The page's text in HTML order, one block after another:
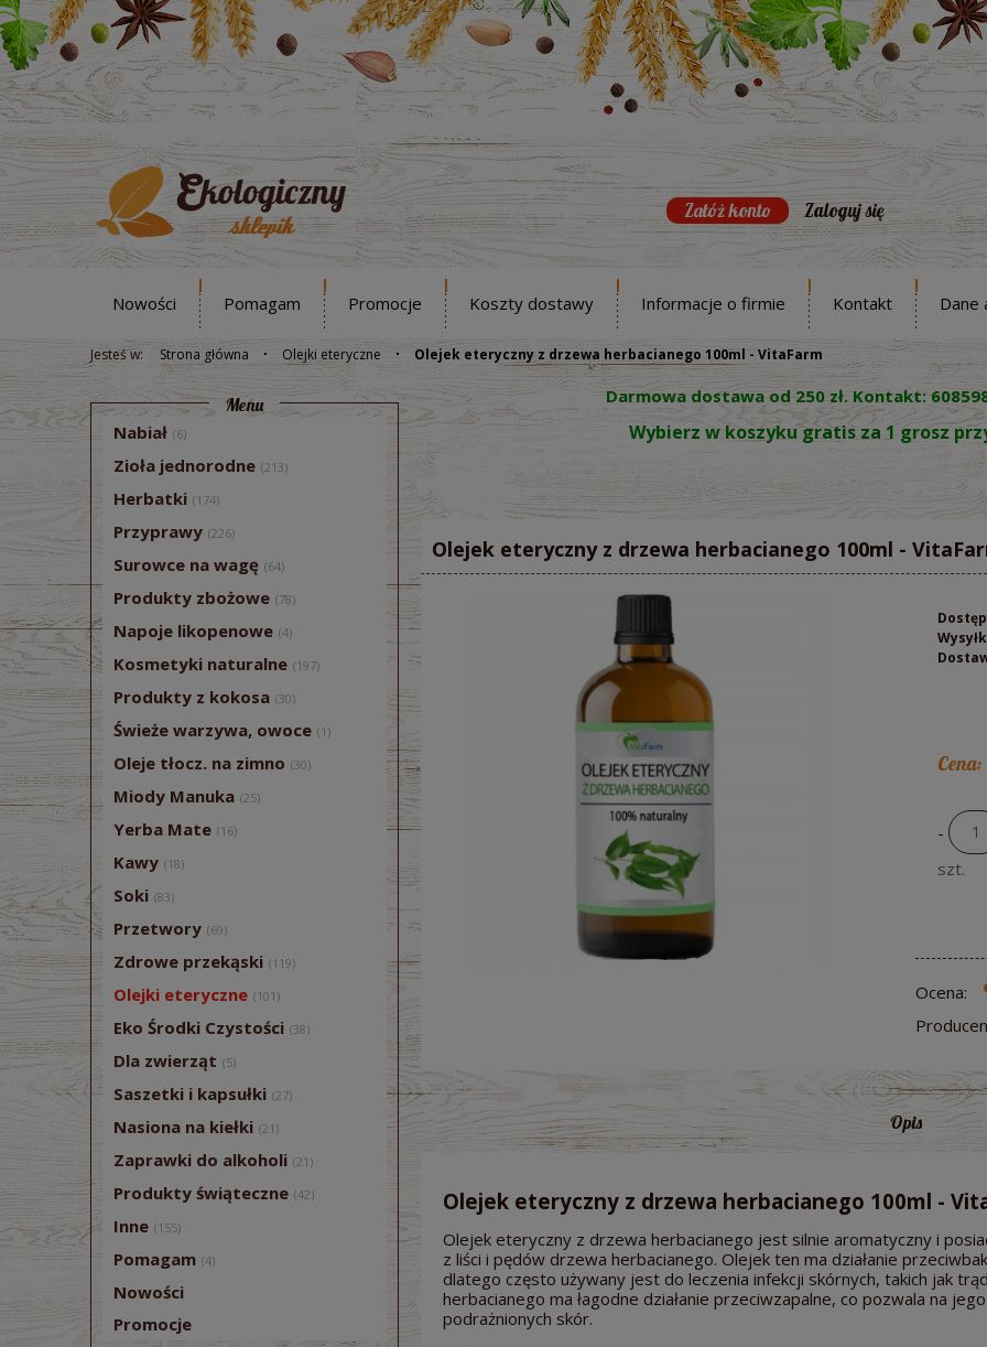
Załóż konto Zaloguj się
Nowości Pomagam Promocje Koszty dostawy Informacje o firmie Kontakt Dane
Jesteś w: Strona główna Olejki eteryczne Olejek eteryczny z drzewa herbacianego 100ml - VitaFarm
Menu
Nabiał (6)
Zioła jednorodne (213)
Herbatki (174)
Przyprawy (226)
Surowce na wagę (64)
Produkty zbożowe (78)
Napoje likopenowe (4)
Kosmetyki naturalne (197)
Produkty z kokosa (30)
Świeże warzywa, owoce (1)
Oleje tłocz. na zimno (30)
Miody Manuka (25)
Yerba Mate (16)
Kawy (18)
Soki (83)
Przetwory (69)
Zdrowe przekąski (119)
Olejki eteryczne (101)
Eko Środki Czystości (38)
Dla zwierząt (5)
Saszetki i kapsułki (27)
Nasiona na kiełki (21)
Zaprawki do alkoholi (21)
Produkty świąteczne (42)
Inne (155)
Pomagam (4)
Nowości
Promocje
Darmowa dostawa od 250 zł. Kontakt:
Wybierz w koszyku gratis za 1 grosz
Olejek eteryczny z drzewa herbacianego 100ml -
Cena:
-
szt.
Ocena:
Opis
Olejek eteryczny z drzewa herbacianego 100ml -
Olejek eteryczny z drzewa herbacianego jest silnie aromatyczny i
z liści i pędów drzewa herbacianego. Olejek ten ma działanie
dlatego często używany jest do leczenia infekcji skórnych, takich jak
herbacianego ma łagodne działanie przeciwzapalne, co pozwala na
podrażnionych skór.